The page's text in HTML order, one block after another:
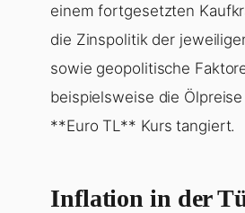
einem fortgesetzten
die Zinspolitik der
sowie geopolitische
beispielsweise die
**Euro TL** Kurs tangiert.
Inflation in der